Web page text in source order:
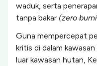
waduk, serta
tanpa bakar (zero
Guna mempercepat
kritis di dalam
luar kawasan hutan,